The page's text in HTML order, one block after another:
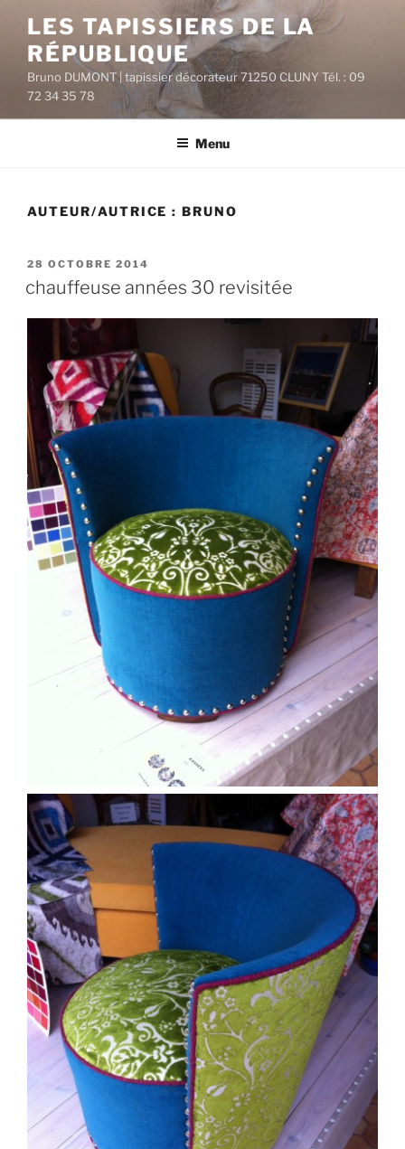
contenu
principal
LES TAPISSIERS DE LA
RÉPUBLIQUE
Bruno DUMONT | tapissier décorateur 71250 CLUNY Tél. : 09
72 34 35 78
Menu
AUTEUR/AUTRICE :BRUNO
PUBLIÉ
LE
28 OCTOBRE 2014
chauffeuse années 30 revisitée